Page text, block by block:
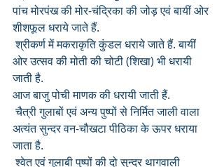
पांच मोरपंख की मोर-चंद्रिका की जोड़ एवं बायीं ओर
शीशफूल धराये जाते हैं.
श्रीकर्ण में मकराकृति कुंडल धराये जाते हैं. बायीं
ओर उत्सव की मोती की चोटी (शिखा) भी धरायी
जाती है.
आज बाजु पोची माणक की धरायी जाती हैं.
चैत्री गुलाबों एवं अन्य पुष्पों से निर्मित जाली वाला
अत्यंत सुन्दर वन-चौखटा पीठिका के ऊपर धराया
जाता है.
श्वेत एवं गुलाबी पुष्पों की दो सुन्दर थागवाली